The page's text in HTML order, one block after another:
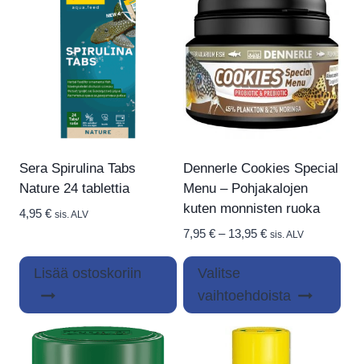
Sera Spirulina Tabs
Nature 24 tablettia
4,95 € sis. ALV
Lisää ostoskoriin
Dennerle Cookies Special
Menu – Pohjakalojen
kuten monnisten ruoka
7,95 € – 13,95 €Hintaluokka:
13,95 €
sis. ALV
Valitse
vaihtoehdoista
on